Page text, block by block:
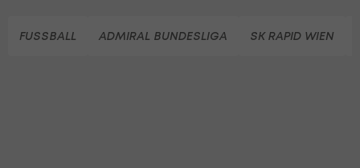
FUSSBALL ADMIRAL BUNDESLIGA SK RAPID WIEN